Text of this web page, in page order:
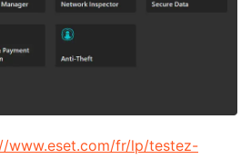
www.eset.com/fr/lp/testez-